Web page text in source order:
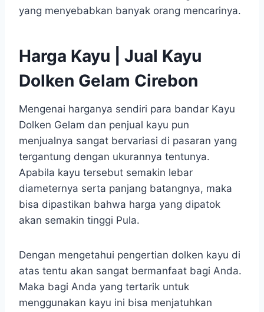
yang menyebabkan banyak orang mencarinya.
Harga Kayu | Jual Kayu
Dolken Gelam Cirebon
Mengenai harganya sendiri para bandar Kayu
Dolken Gelam dan penjual kayu pun
menjualnya sangat bervariasi di pasaran yang
tergantung dengan ukurannya tentunya.
Apabila kayu tersebut semakin lebar
diameternya serta panjang batangnya, maka
bisa dipastikan bahwa harga yang dipatok
akan semakin tinggi Pula.
Dengan mengetahui pengertian dolken kayu di
atas tentu akan sangat bermanfaat bagi Anda.
Maka bagi Anda yang tertarik untuk
menggunakan kayu ini bisa menjatuhkan